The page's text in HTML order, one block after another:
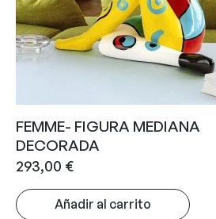
FEMME- FIGURA MEDIANA
DECORADA
293,00 €
Añadir al carrito